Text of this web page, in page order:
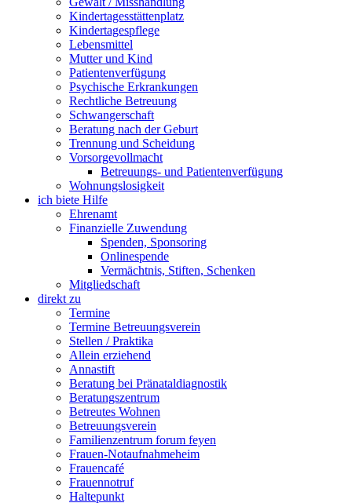
Kindertagesstättenplatz
Kindertagespflege
Lebensmittel
Mutter und Kind
Patientenverfügung
Psychische Erkrankungen
Rechtliche Betreuung
Schwangerschaft
Beratung nach der Geburt
Trennung und Scheidung
Vorsorgevollmacht
Betreuungs- und Patientenverfügung
Wohnungslosigkeit
ich biete Hilfe
Ehrenamt
Finanzielle Zuwendung
Spenden, Sponsoring
Onlinespende
Vermächtnis, Stiften, Schenken
Mitgliedschaft
direkt zu
Termine
Termine Betreuungsverein
Stellen / Praktika
Allein erziehend
Annastift
Beratung bei Pränataldiagnostik
Beratungszentrum
Betreutes Wohnen
Betreuungsverein
Familienzentrum forum feyen
Frauen-Notaufnahmeheim
Frauencafé
Frauennotruf
Haltepunkt